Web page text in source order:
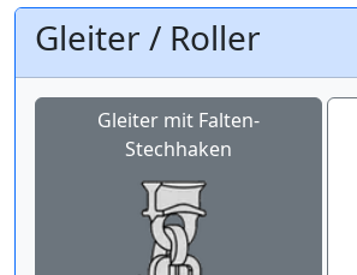
Gleiter / Roller
Gleiter mit Falten-
Stechhaken